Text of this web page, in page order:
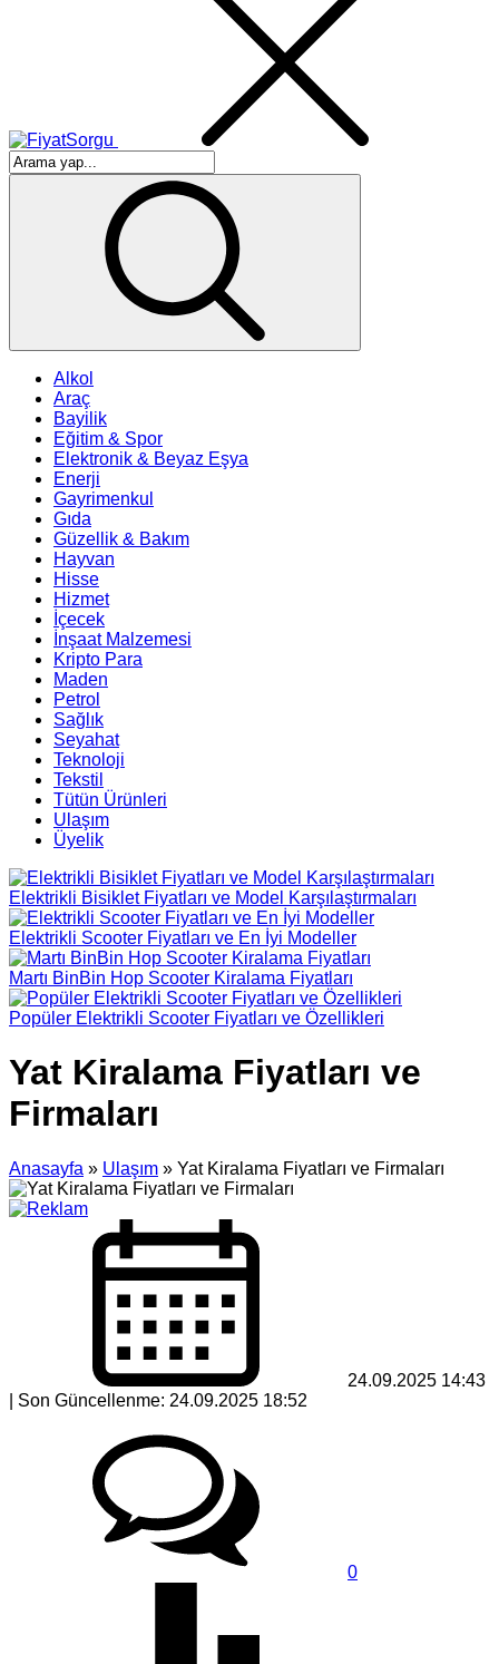
Alkol
Araç
Bayilik
Eğitim & Spor
Elektronik & Beyaz Eşya
Enerji
Gayrimenkul
Gıda
Güzellik & Bakım
Hayvan
Hisse
Hizmet
İçecek
İnşaat Malzemesi
Kripto Para
Maden
Petrol
Sağlık
Seyahat
Teknoloji
Tekstil
Tütün Ürünleri
Ulaşım
Üyelik
Elektrikli Bisiklet Fiyatları ve Model Karşılaştırmaları
Elektrikli Scooter Fiyatları ve En İyi Modeller
Martı BinBin Hop Scooter Kiralama Fiyatları
Popüler Elektrikli Scooter Fiyatları ve Özellikleri
Yat Kiralama Fiyatları ve
Firmaları
Anasayfa » Ulaşım » Yat Kiralama Fiyatları ve Firmaları
24.09.2025 14:43
| Son Güncellenme: 24.09.2025 18:52
0